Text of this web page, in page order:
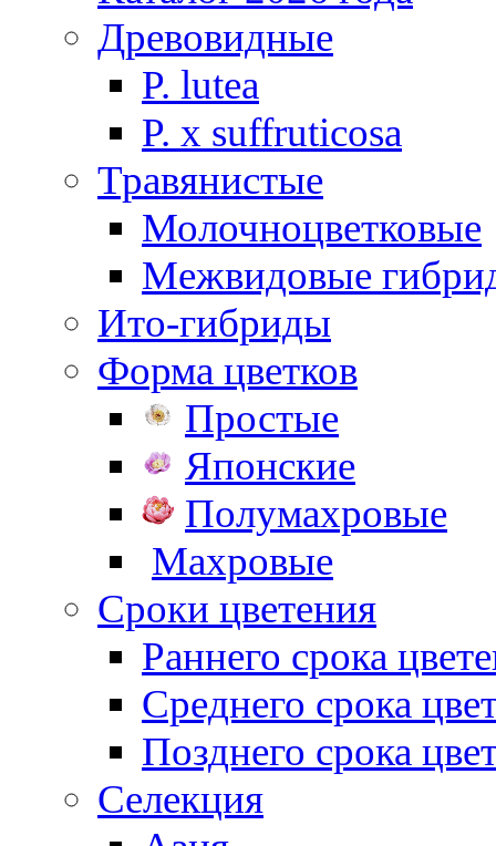
Древовидные
P. lutea
P. х suffruticosa
Травянистые
Молочноцветковые
Межвидовые
Ито-гибриды
Форма цветков
Простые
Японские
Полумахровые
Махровые
Сроки цветения
Раннего срока
Среднего срока
Позднего срока
Селекция